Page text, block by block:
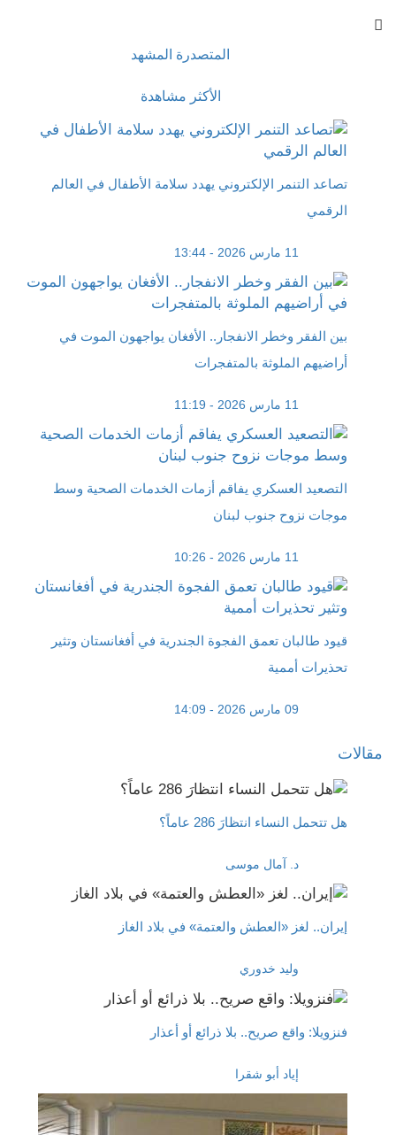
المتصدرة المشهد
الأكثر مشاهدة
تصاعد التنمر الإلكتروني يهدد سلامة الأطفال في العالم
الرقمي
11 مارس 2026 - 13:44
بين الفقر وخطر الانفجار.. الأفغان يواجهون الموت في
أراضيهم الملوثة بالمتفجرات
11 مارس 2026 - 11:19
التصعيد العسكري يفاقم أزمات الخدمات الصحية وسط
موجات نزوح جنوب لبنان
11 مارس 2026 - 10:26
قيود طالبان تعمق الفجوة الجندرية في أفغانستان وتثير
تحذيرات أممية
09 مارس 2026 - 14:09
مقالات
هل تتحمل النساء انتظارَ 286 عاماً؟
د. آمال موسى
إيران.. لغز «العطش والعتمة» في بلاد الغاز
وليد خدوري
فنزويلا: واقع صريح.. بلا ذرائع أو أعذار
إياد أبو شقرا